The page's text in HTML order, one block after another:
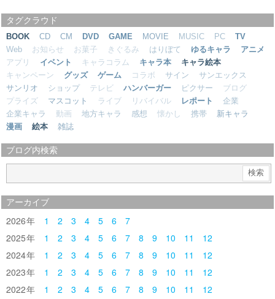
タグクラウド
BOOK CD CM DVD GAME MOVIE MUSIC PC
TV
Web
お知らせ お菓子 きぐるみ はりぼて ゆるキャラ
アニメ
アプリ
イベント キャラコラム キャラ本
キャラ絵本
キャンペーン
グッズ ゲーム コラボ サイン
サンエックス
サンリオ
ショップ テレビ ハンバーガー ピクサー
ブログ
プライズ
マスコット ライブ リバイバル レポート
企業
企業キャラ
動画 地方キャラ 感想 懐かし 携帯
新キャラ
漫画
絵本 雑誌
ブログ内検索
アーカイブ
2026 1 2 3 4 5 6
7
2025
1 2 3 4 5 6 7 8 9 10 11
12
2024
1 2 3 4 5 6 7 8 9 10 11
12
2023
1 2 3 4 5 6 7 8 9 10 11
12
2022
1 2 3 4 5 6 7 8 9 10 11
12